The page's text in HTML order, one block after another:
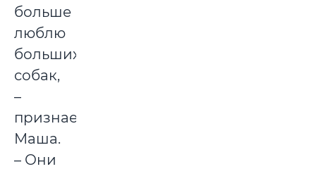
больше
люблю
больших
собак,
–
признается
Маша.
– Они